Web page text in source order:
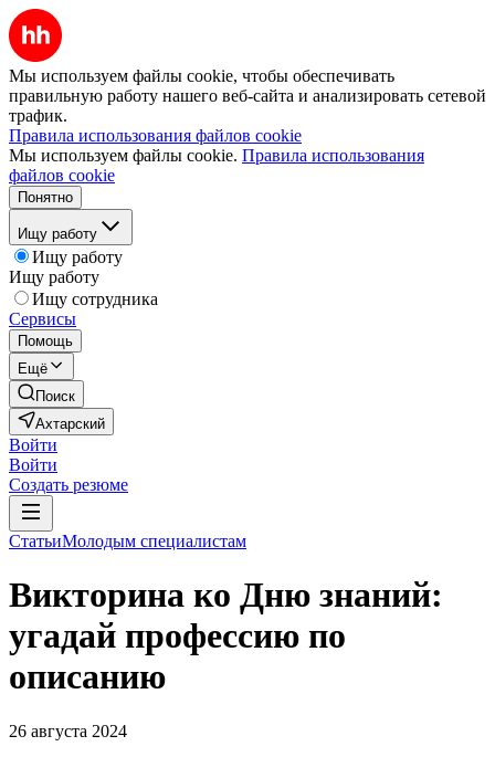
Мы используем файлы cookie, чтобы обеспечивать
правильную работу нашего веб-сайта и анализировать сетевой
трафик.
Правила использования файлов cookie
Мы используем файлы cookie. Правила использования
файлов cookie
Понятно
Ищу работу
Ищу работу
Ищу работу
Ищу сотрудника
Сервисы
Помощь
Ещё
Поиск
Ахтарский
Войти
Войти
Создать резюме
СтатьиМолодым специалистам
Викторина ко Дню знаний:
угадай профессию по
описанию
26 августа 2024